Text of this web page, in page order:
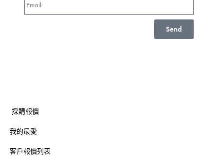
Send
採購報價
我的最愛
客戶報價列表